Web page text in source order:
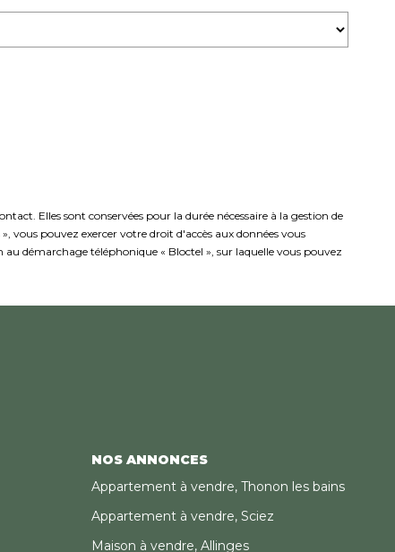
Elles sont conservées pour la durée nécessaire à la gestion de
vous pouvez exercer votre droit d'accès aux données vous
démarchage téléphonique « Bloctel », sur laquelle vous pouvez
NOS ANNONCES
Appartement à vendre, Thonon les bains
Appartement à vendre, Sciez
Maison à vendre, Allinges